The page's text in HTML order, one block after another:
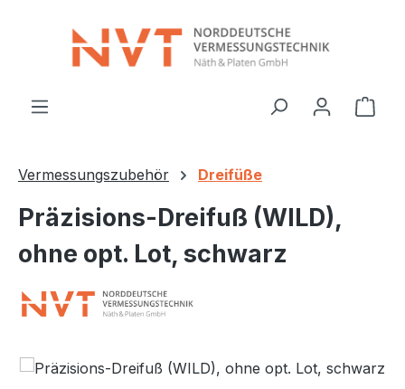
Vermessungszubehör Dreifüße
Präzisions-Dreifuß (WILD),
ohne opt. Lot, schwarz
Bildergalerie überspringen